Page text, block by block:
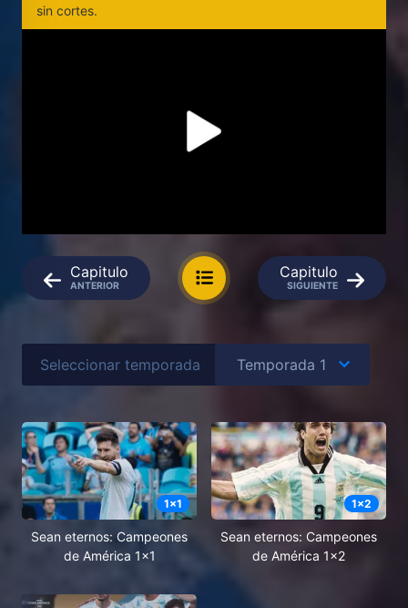
sin cortes.
Capitulo
ANTERIOR
Capitulo
SIGUIENTE
Seleccionar temporada
1x1
Sean eternos: Campeones
de América 1x1
1x2
Sean eternos: Campeones
de América 1x2